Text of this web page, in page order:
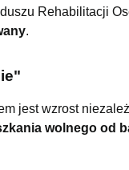
Rehabilitacji
.
jest wzrost
wolnego od